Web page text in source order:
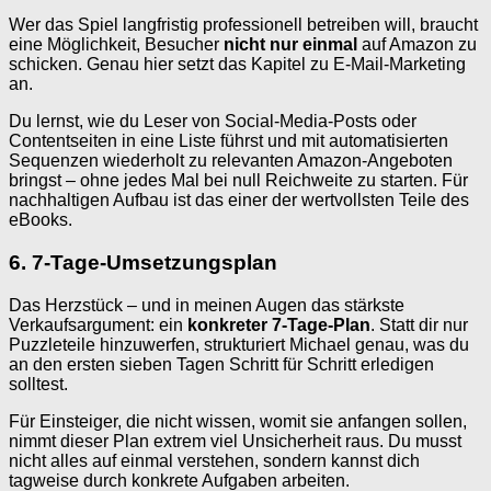
Wer das Spiel langfristig professionell betreiben will, braucht
eine Möglichkeit, Besucher nicht nur einmal auf Amazon zu
schicken. Genau hier setzt das Kapitel zu E-Mail-Marketing
an.
Du lernst, wie du Leser von Social-Media-Posts oder
Contentseiten in eine Liste führst und mit automatisierten
Sequenzen wiederholt zu relevanten Amazon-Angeboten
bringst – ohne jedes Mal bei null Reichweite zu starten. Für
nachhaltigen Aufbau ist das einer der wertvollsten Teile des
eBooks.
6. 7-Tage-Umsetzungsplan
Das Herzstück – und in meinen Augen das stärkste
Verkaufsargument: ein konkreter 7-Tage-Plan. Statt dir nur
Puzzleteile hinzuwerfen, strukturiert Michael genau, was du
an den ersten sieben Tagen Schritt für Schritt erledigen
solltest.
Für Einsteiger, die nicht wissen, womit sie anfangen sollen,
nimmt dieser Plan extrem viel Unsicherheit raus. Du musst
nicht alles auf einmal verstehen, sondern kannst dich
tagweise durch konkrete Aufgaben arbeiten.